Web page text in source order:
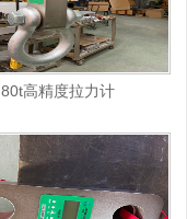
80t高精度拉力计